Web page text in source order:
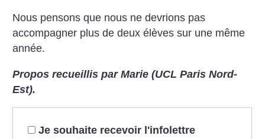
Nous pensons que nous ne devrions pas
accompagner plus de deux élèves sur une même
année.
Propos recueillis par Marie (UCL Paris Nord-
Est).
Je souhaite recevoir l'infolettre